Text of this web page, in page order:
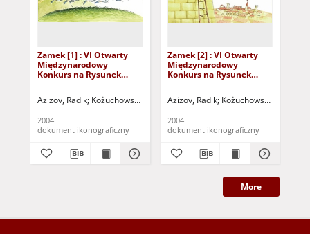
Zamek [1] : VI Otwarty
Międzynarodowy
Konkurs na Rysunek
Azizov, Radik Kożuchowski Ośrodek Kultury i Sportu "Zamek"
2004
dokument ikonograficzny
Zamek [2] : VI Otwarty
Międzynarodowy
Konkurs na Rysunek
Azizov, Radik Kożuchowski Ośrodek
2004
dokument ikonograficzny
More